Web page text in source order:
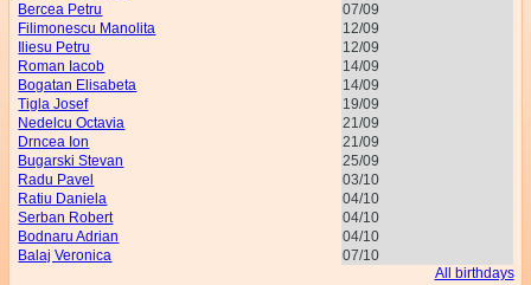
Bercea Petru
07/09
Filimonescu Manolita
12/09
Iliesu Petru
12/09
Roman Iacob
14/09
Bogatan Elisabeta
14/09
Tigla Josef
19/09
Nedelcu Octavia
21/09
Drncea Ion
21/09
Bugarski Stevan
25/09
Radu Pavel
03/10
Ratiu Daniela
04/10
Serban Robert
04/10
Bodnaru Adrian
04/10
Balaj Veronica
07/10
All birthdays